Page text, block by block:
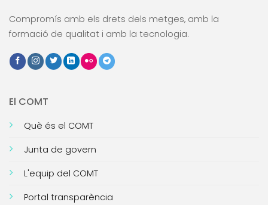
Compromís amb els drets dels metges, amb la
formació de qualitat i amb la tecnologia.
El COMT
Què és el COMT
Junta de govern
L'equip del COMT
Portal transparència